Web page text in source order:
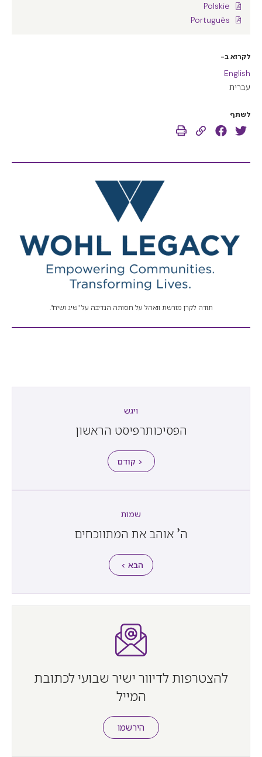
Polskie
Português
לקרוא ב-
English
עברית
לשתף
תודה לקרן מורשת וואהל על חסותה הנדיבה על "שיג ושיח".
ויגש
הפסיכותרפיסט הראשון
< קודם
שמות
ה’ אוהב את המתווכחים
הבא >
להצטרפות לדיוור ישיר שבועי לכתובת
המייל
הירשמו